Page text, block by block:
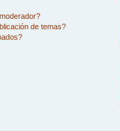
de temas?